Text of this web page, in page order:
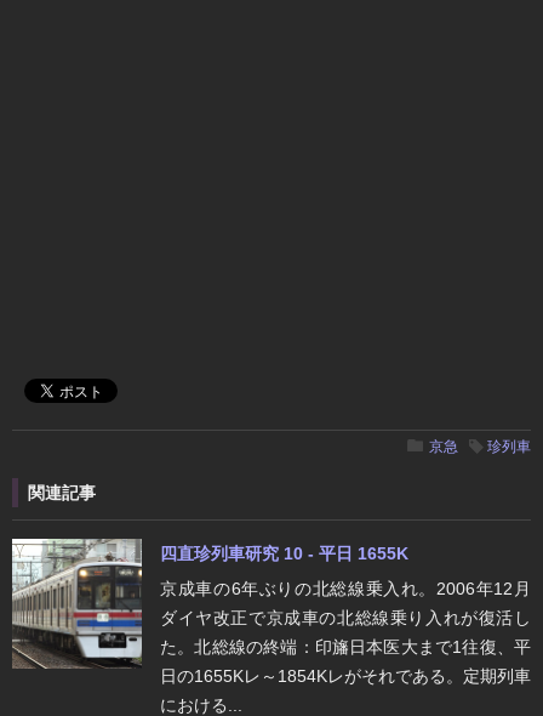
京急 珍列車
関連記事
四直珍列車研究 10 - 平日 1655K
京成車の6年ぶりの北総線乗入れ。2006年12月
ダイヤ改正で京成車の北総線乗り入れが復活し
た。北総線の終端：印旛日本医大まで1往復、平
日の1655Kレ～1854Kレがそれである。定期列車
における...